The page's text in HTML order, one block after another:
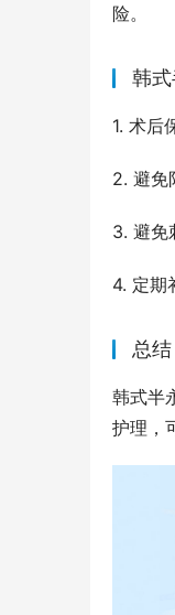
险。
韩
1. 术后
2. 避免
3. 避免
4. 定期
总结
韩式半
护理，